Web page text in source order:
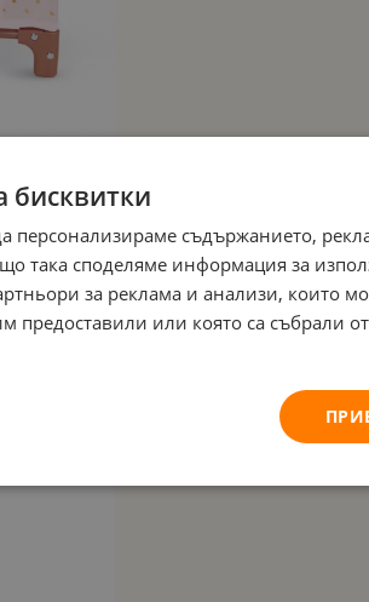
бисквитки
персонализираме съдържанието,
така споделяме информация за
за реклама и анализи, които
предоставили или която са събрали